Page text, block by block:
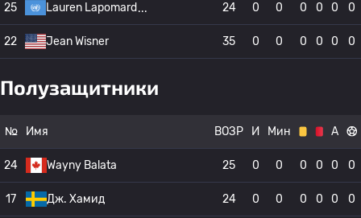
25 Lauren Lapomard 24 0 0 0 0 0 0
22 Jean Wisner 35 0 0 0 0 0 0
Полузащитники
№ Имя ВОЗР И Мин А
24 Wayny Balata 25 0 0 0 0 0 0
17 Дж. Хамид 24 0 0 0 0 0 0